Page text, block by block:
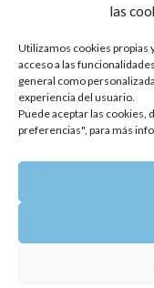
las
Utilizamos cookies propias
acceso a las
general como
experiencia del usuario.
Puede aceptar las cookies,
preferencias", para más